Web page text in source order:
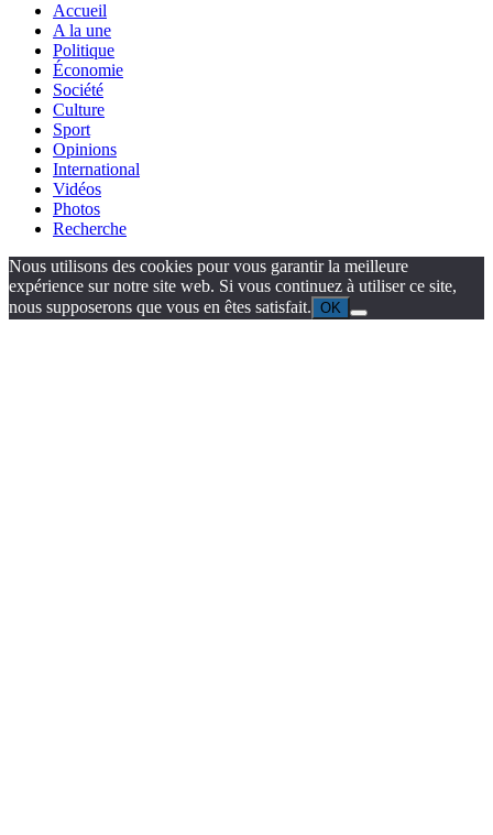
Accueil
A la une
Politique
Économie
Société
Culture
Sport
Opinions
International
Vidéos
Photos
Recherche
Nous utilisons des cookies pour vous garantir la meilleure
expérience sur notre site web. Si vous continuez à utiliser ce site,
nous supposerons que vous en êtes satisfait. OK